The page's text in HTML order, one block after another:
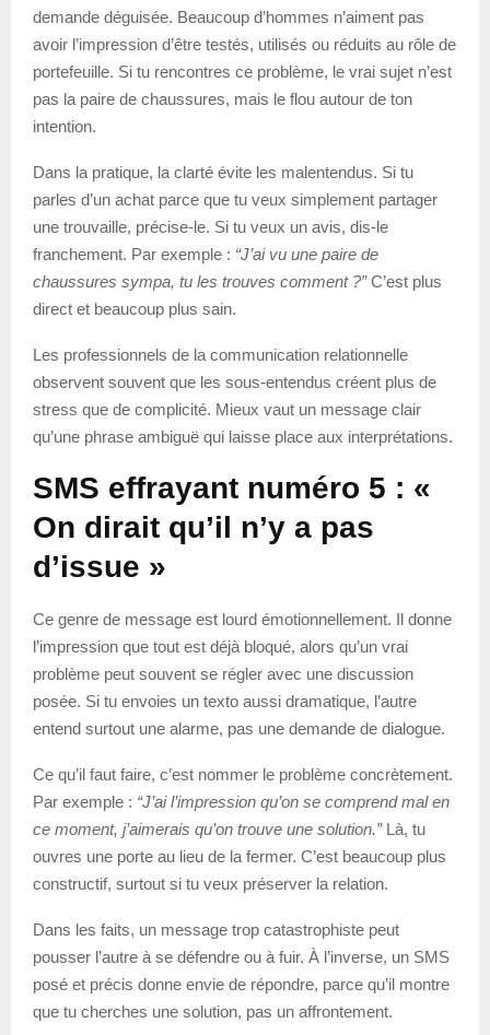
demande déguisée. Beaucoup d’hommes n’aiment pas
avoir l’impression d’être testés, utilisés ou réduits au rôle de
portefeuille. Si tu rencontres ce problème, le vrai sujet n’est
pas la paire de chaussures, mais le flou autour de ton
intention.
Dans la pratique, la clarté évite les malentendus. Si tu
parles d’un achat parce que tu veux simplement partager
une trouvaille, précise-le. Si tu veux un avis, dis-le
franchement. Par exemple : “J’ai vu une paire de
chaussures sympa, tu les trouves comment ?”C’est plus
direct et beaucoup plus sain.
Les professionnels de la communication relationnelle
observent souvent que les sous-entendus créent plus de
stress que de complicité. Mieux vaut un message clair
qu’une phrase ambiguë qui laisse place aux interprétations.
SMS effrayant numéro 5 : «
On dirait qu’il n’y a pas
d’issue »
Ce genre de message est lourd émotionnellement. Il donne
l’impression que tout est déjà bloqué, alors qu’un vrai
problème peut souvent se régler avec une discussion
posée. Si tu envoies un texto aussi dramatique, l’autre
entend surtout une alarme, pas une demande de dialogue.
Ce qu’il faut faire, c’est nommer le problème concrètement.
Par exemple : “J’ai l’impression qu’on se comprend mal en
ce moment, j’aimerais qu’on trouve une solution.”Là, tu
ouvres une porte au lieu de la fermer. C’est beaucoup plus
constructif, surtout si tu veux préserver la relation.
Dans les faits, un message trop catastrophiste peut
pousser l’autre à se défendre ou à fuir. À l’inverse, un SMS
posé et précis donne envie de répondre, parce qu’il montre
que tu cherches une solution, pas un affrontement.